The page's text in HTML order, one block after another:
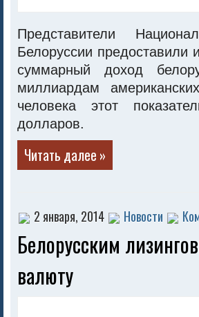
Представители
Белоруссии
суммарный доход
миллиардам
человека этот
долларов.
Читать далее »
2 января, 2014 Новости
Белорусским
валюту